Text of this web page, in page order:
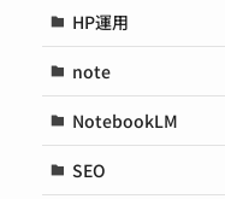
HP運用
note
NotebookLM
SEO